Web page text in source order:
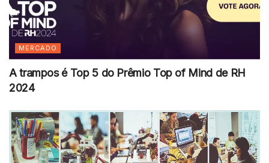
MERCADO
A trampos é Top 5 do Prêmio Top of Mind de RH
2024